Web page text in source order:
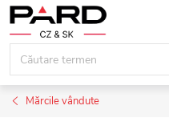
Treci
conținut
Mărcile vândute